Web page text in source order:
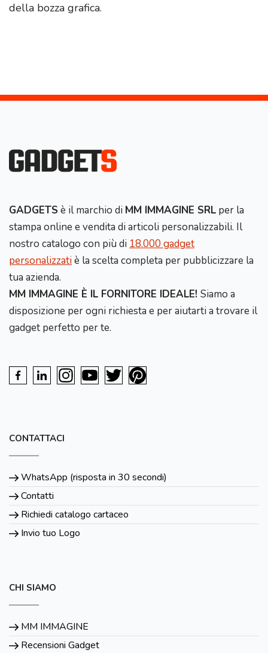
della bozza grafica.
GADGETS è il marchio di MM IMMAGINE SRL per la
stampa online e vendita di articoli personalizzabili. Il
nostro catalogo con più di 18.000 gadget
personalizzatiè la scelta completa per pubblicizzare la
tua azienda.
MM IMMAGINE È IL FORNITORE IDEALE! Siamo a
disposizione per ogni richiesta e per aiutarti a trovare il
gadget perfetto per te.
CONTATTACI
WhatsApp (risposta in 30 secondi)
Contatti
Richiedi catalogo cartaceo
Invio tuo Logo
CHI SIAMO
MM IMMAGINE
Recensioni Gadget